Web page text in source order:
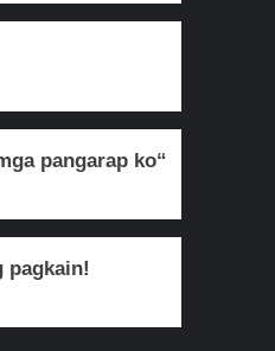
pangarap ko“
pagkain!